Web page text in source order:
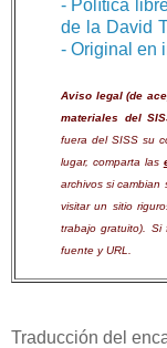
- Política
de la David
- Original en
Aviso legal (de
materiales del
fuera del SISS su
lugar, comparta las
archivos si
visitar un sitio
trabajo gratuito).
fuente y URL.
Traducción del